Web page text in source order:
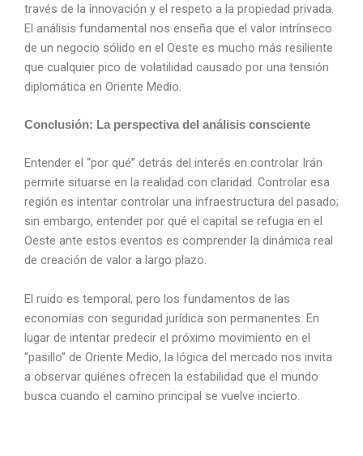
través de la innovación y el respeto a la propiedad privada.
El análisis fundamental nos enseña que el valor intrínseco
de un negocio sólido en el Oeste es mucho más resiliente
que cualquier pico de volatilidad causado por una tensión
diplomática en Oriente Medio.
Conclusión: La perspectiva del análisis consciente
Entender el “por qué” detrás del interés en controlar Irán
permite situarse en la realidad con claridad. Controlar esa
región es intentar controlar una infraestructura del pasado;
sin embargo, entender por qué el capital se refugia en el
Oeste ante estos eventos es comprender la dinámica real
de creación de valor a largo plazo.
El ruido es temporal, pero los fundamentos de las
economías con seguridad jurídica son permanentes. En
lugar de intentar predecir el próximo movimiento en el
“pasillo” de Oriente Medio, la lógica del mercado nos invita
a observar quiénes ofrecen la estabilidad que el mundo
busca cuando el camino principal se vuelve incierto.